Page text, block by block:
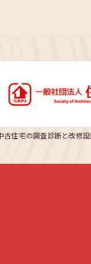
古住宅の調査診断と改修